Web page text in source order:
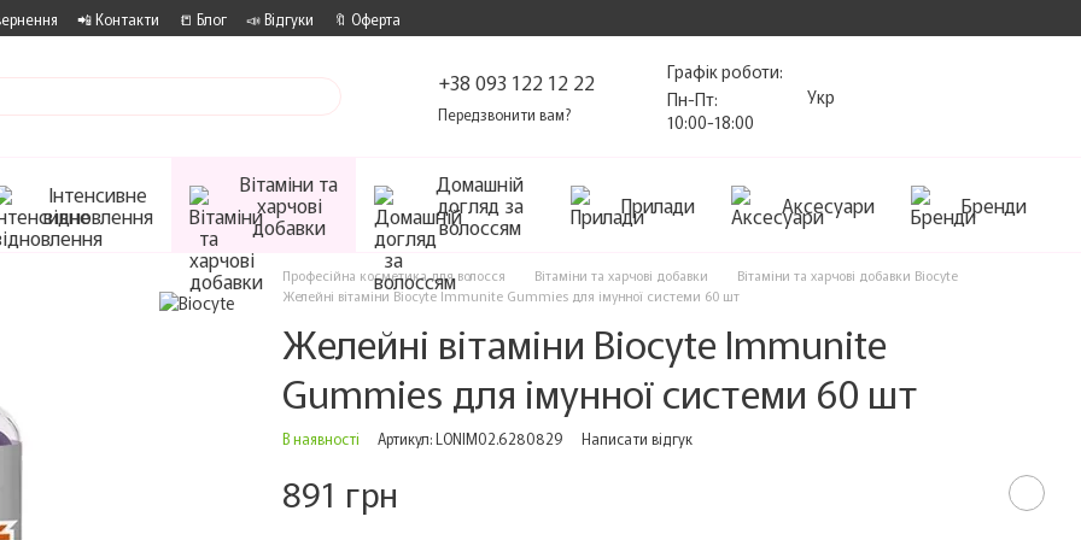
📲 Контакти 📒 Блог 📣 Відгуки 🔖 Оферта
+38 093 122 12 22
Передзвонити вам?
Графік роботи:
Пн-Пт:
10:00-18:00
Укр
Інтенсивне
відновлення
Вітаміни та
харчові
добавки
Домашній
догляд за
волоссям
Прилади Аксесуари Бренди
Професійна косметика для волосся Вітаміни та харчові добавки
Вітаміни та харчові добавки Biocyte
Желейні вітаміни Biocyte Immunite Gummies для імунної системи 60 шт
Желейні вітаміни Biocyte Immunite
Gummies для імунної системи 60 шт
В наявності Артикул: LONIM02.6280829 Написати відгук
891 грн